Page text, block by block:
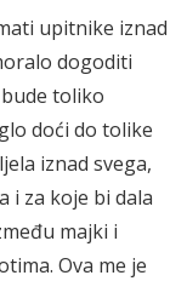
upitnike iznad
dogoditi
toliko
doći do tolike
iznad svega,
i za koje bi dala
majki i
Ova me je